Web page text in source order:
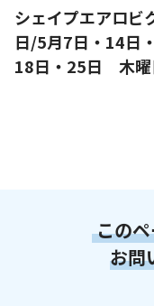
シェイプエアロ
日/5月7日・14日
18日・25日 木
この
お問